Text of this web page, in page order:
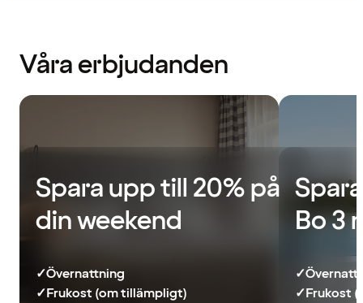
Våra erbjudanden
Spara upp till 20% på
din weekend
✓Övernattning
✓Frukost (om tillämpligt)
Bo 3
✓
✓Frukost